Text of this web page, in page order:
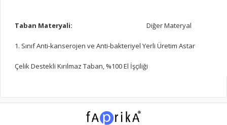
Taban Materyali: Diğer Materyal
1. Sınıf Anti-kanserojen ve Anti-bakteriyel Yerli Üretim Astar
Çelik Destekli Kırılmaz Taban, %100 El İşçiliği